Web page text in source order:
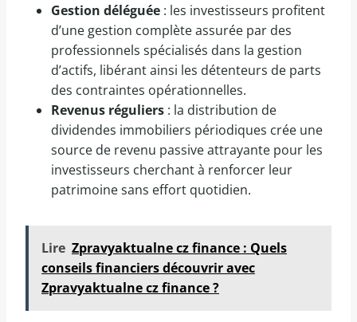
Gestion déléguée : les investisseurs profitent
d’une gestion complète assurée par des
professionnels spécialisés dans la gestion
d’actifs, libérant ainsi les détenteurs de parts
des contraintes opérationnelles.
Revenus réguliers : la distribution de
dividendes immobiliers périodiques crée une
source de revenu passive attrayante pour les
investisseurs cherchant à renforcer leur
patrimoine sans effort quotidien.
Lire Zpravyaktualne cz finance : Quels
conseils financiers découvrir avec
Zpravyaktualne cz finance ?